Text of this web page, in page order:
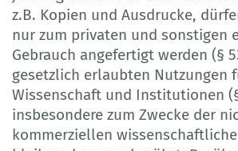
z.B. Kopien und Ausdrucke,
nur zum privaten und sonstigen
Gebrauch angefertigt werden (§
gesetzlich erlaubten Nutzungen
Wissenschaft und Institutionen
insbesondere zum Zwecke der
kommerziellen